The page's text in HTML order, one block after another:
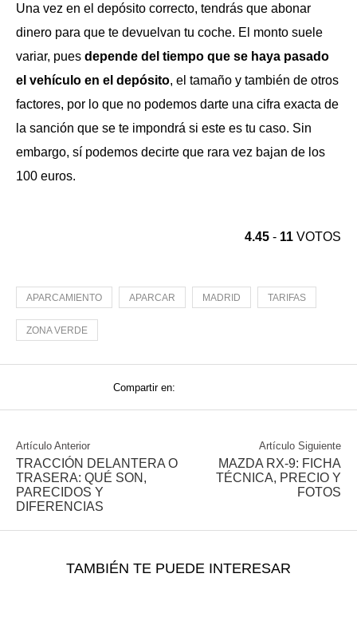
Una vez en el depósito correcto, tendrás que abonar
dinero para que te devuelvan tu coche. El monto suele
variar, pues depende del tiempo que se haya pasado
el vehículo en el depósito, el tamaño y también de otros
factores, por lo que no podemos darte una cifra exacta de
la sanción que se te impondrá si este es tu caso. Sin
embargo, sí podemos decirte que rara vez bajan de los
100 euros.
4.45 - 11 VOTOS
APARCAMIENTO APARCAR MADRID TARIFAS
ZONA VERDE
Compartir en:
Artículo Anterior
TRACCIÓN DELANTERA O
TRASERA: QUÉ SON,
PARECIDOS Y
DIFERENCIAS
Artículo Siguiente
MAZDA RX-9: FICHA
TÉCNICA, PRECIO Y
FOTOS
TAMBIÉN TE PUEDE INTERESAR